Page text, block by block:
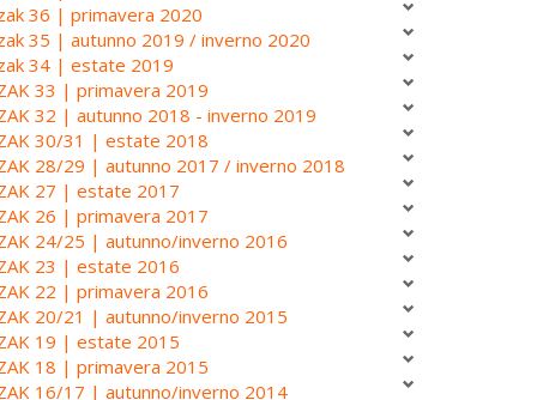
36 | primavera 2020
35 | autunno 2019 / inverno 2020
34 | estate 2019
33 | primavera 2019
32 | autunno 2018 - inverno 2019
30/31 | estate 2018
28/29 | autunno 2017 / inverno 2018
27 | estate 2017
26 | primavera 2017
24/25 | autunno/inverno 2016
23 | estate 2016
22 | primavera 2016
20/21 | autunno/inverno 2015
19 | estate 2015
18 | primavera 2015
16/17 | autunno/inverno 2014